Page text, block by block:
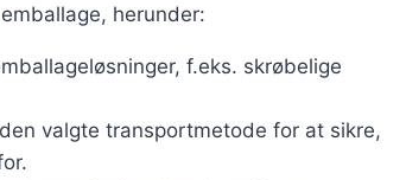
herunder:
f.eks. skrøbelige
valgte transportmetode for at sikre,